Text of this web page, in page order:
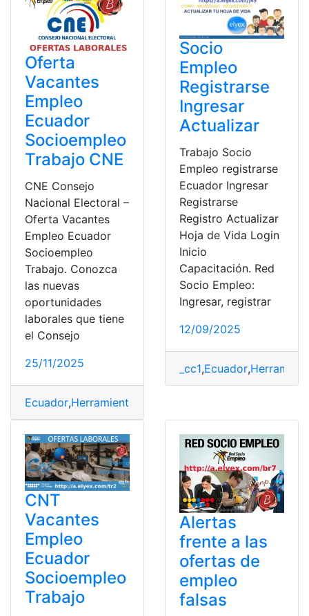
Oferta
Vacantes
Empleo
Ecuador
Socioempleo
Trabajo CNE
CNE Consejo
Nacional Electoral –
Oferta Vacantes
Empleo Ecuador
Socioempleo
Trabajo. Conozca
las nuevas
oportunidades
laborales que tiene
el Consejo
25/11/2025
Ecuador,Herramientas Ecuador
Socio
Empleo
Registrarse
Ingresar
Actualizar
Trabajo Socio
Empleo registrarse
Ecuador Ingresar
Registrarse
Registro Actualizar
Hoja de Vida Login
Inicio
Capacitación. Red
Socio Empleo:
Ingresar, registrar
12/09/2025
_cc1,Ecuador,
CNT
Vacantes
Empleo
Ecuador
Socioempleo
Trabajo
Alertas
frente a las
ofertas de
empleo
falsas